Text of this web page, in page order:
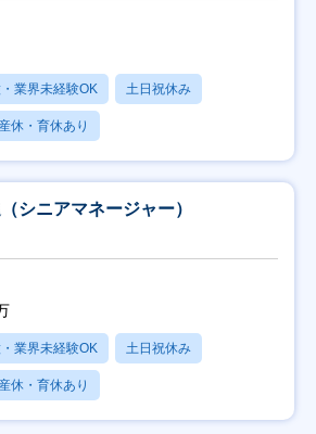
業界未経験OK 土日祝休み
産休・育休あり
シニアマネージャー）
業界未経験OK 土日祝休み
産休・育休あり